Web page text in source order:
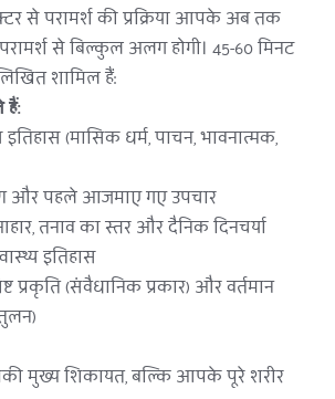
से परामर्श की प्रक्रिया आपके अब तक
से बिल्कुल अलग होगी। 45-60 मिनट
शामिल हैं:
इतिहास (मासिक धर्म, पाचन, भावनात्मक,
और पहले आजमाए गए उपचार
तनाव का स्तर और दैनिक दिनचर्या
इतिहास
प्रकृति (संवैधानिक प्रकार) और वर्तमान
मुख्य शिकायत, बल्कि आपके पूरे शरीर